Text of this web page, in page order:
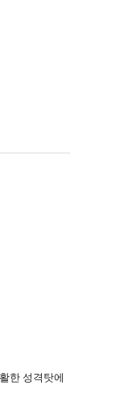
한 성격탓에